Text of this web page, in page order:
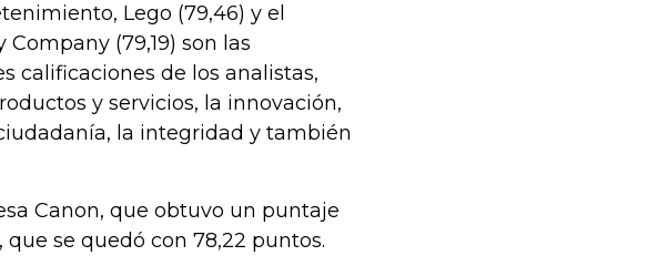
Lego (79,46) y el
(79,19) son las
calificaciones de los analistas,
y servicios, la innovación,
la integridad y también
Canon, que obtuvo un puntaje
se quedó con 78,22 puntos.